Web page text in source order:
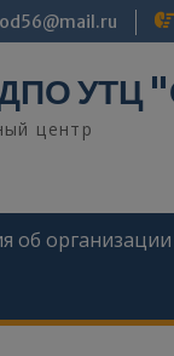
УТЦ
центр
об организации